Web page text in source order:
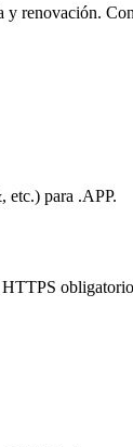
renovación.
etc.) para .APP.